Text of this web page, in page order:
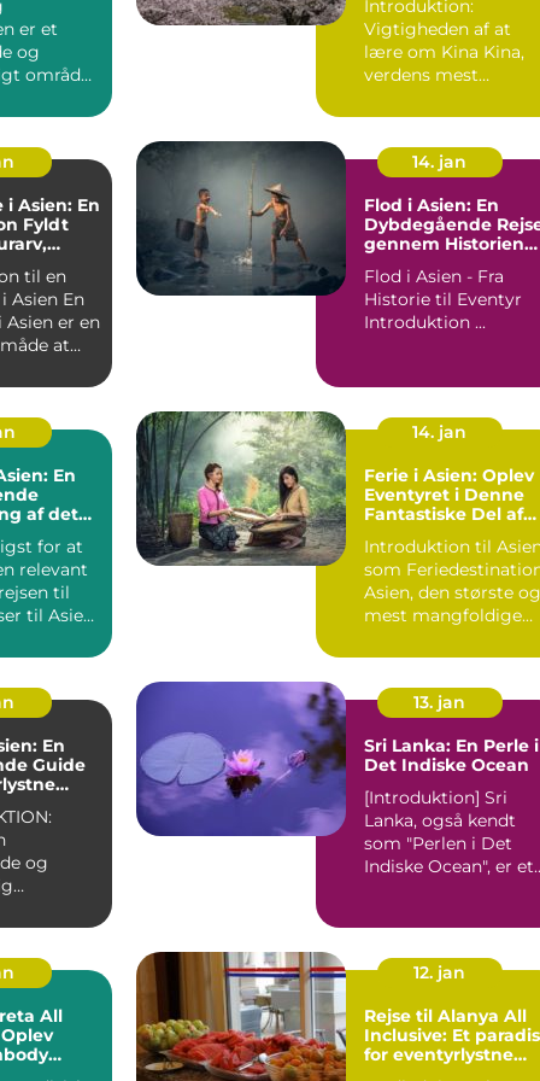
er et
og
område,
Introduktion:
Vigtigheden af at
lære om Kina Kina,
verdens mest
af verdens æld...
i Asien: En
Fyldt
Eventyr
til en
En
Asien er en
at
14. jan
Flod i Asien: En
Dybdegående
gennem Historien
Flod i Asien - Fra
Historie til Eventyr
Introduktion ...
En
af det
for at
relevant
til
14. jan
Ferie i Asien: Oplev
Eventyret i Denne
Fantastiske Del af
Introduktion til
som
Asien, den største og
mest mangfoldige
En
Guide
og
fra
13. jan
Sri Lanka: En Perle i
Det Indiske Ocean
[Introduktion] Sri
Lanka, også kendt
som "Perlen i Det
Indiske Ocean", er et
All
12. jan
Rejse til Alanya All
Inclusive: Et paradis
for eventyrlystne